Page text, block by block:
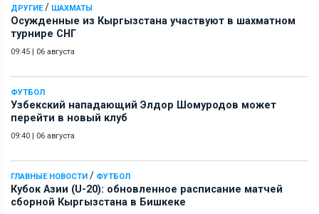
ДРУГИЕ/ ШАХМАТЫ
Осужденные из Кыргызстана участвуют в шахматном
турнире СНГ
09:45 | 06 августа
ФУТБОЛ
Узбекский нападающий Элдор Шомуродов может
перейти в новый клуб
09:40 | 06 августа
ГЛАВНЫЕ НОВОСТИ / ФУТБОЛ
Кубок Азии (U-20): обновленное расписание матчей
сборной Кыргызстана в Бишкеке